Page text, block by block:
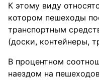
К этому виду
котором пешеходы
транспортным
(доски, контейнеры,
В процентном
наездом на